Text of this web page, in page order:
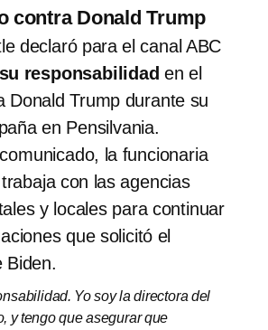
contra Donald Trump
declaró para el canal ABC
responsabilidaden el
Donald Trump durante su
en Pensilvania.
la funcionaria
con las agencias
y locales para continuar
que solicitó el
Biden.
Yo soy la directora del
y tengo que asegurar que